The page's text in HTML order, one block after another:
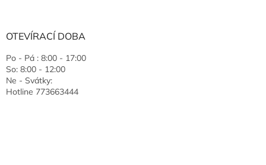
OTEVÍRACÍ DOBA
Po - Pá : 8:00 - 17:00
So: 8:00 - 12:00
Ne - Svátky:
Hotline 773663444